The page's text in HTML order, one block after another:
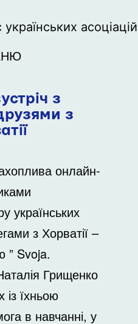
асоціацій
з
з
онлайн-
українських
з Хорватії –
” Svoja.
Грищенко
із їхньою
в навчанні, у